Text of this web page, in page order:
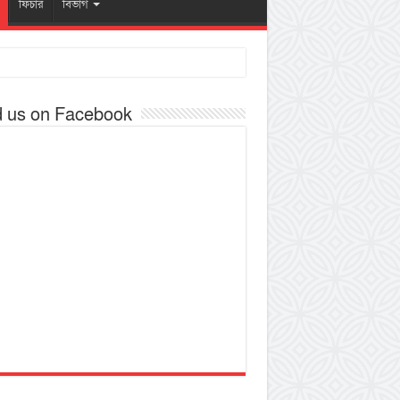
ফিচার বিভাগ
us on Facebook